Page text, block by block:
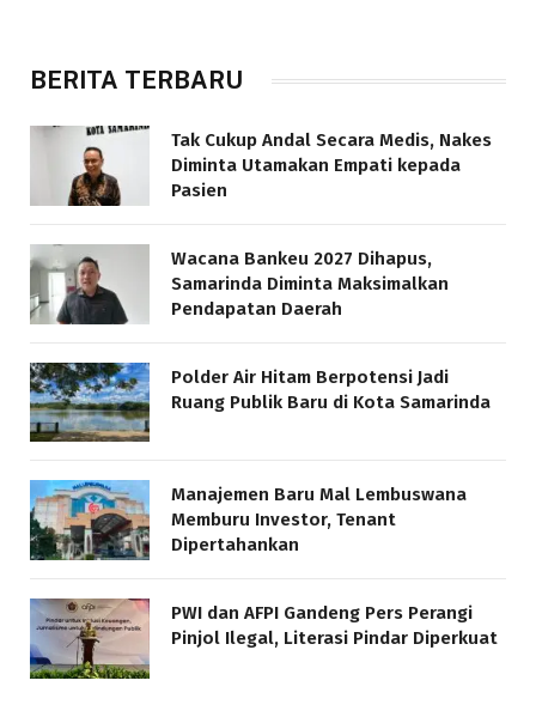
BERITA TERBARU
Tak Cukup Andal Secara Medis, Nakes
Diminta Utamakan Empati kepada
Pasien
Wacana Bankeu 2027 Dihapus,
Samarinda Diminta Maksimalkan
Pendapatan Daerah
Polder Air Hitam Berpotensi Jadi
Ruang Publik Baru di Kota Samarinda
Manajemen Baru Mal Lembuswana
Memburu Investor, Tenant
Dipertahankan
PWI dan AFPI Gandeng Pers Perangi
Pinjol Ilegal, Literasi Pindar Diperkuat